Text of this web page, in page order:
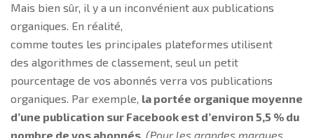
Mais bien sûr, il y a un inconvénient aux publications
organiques. En réalité,
comme toutes les principales plateformes utilisent
des algorithmes de classement, seul un petit
pourcentage de vos abonnés verra vos publications
organiques. Par exemple, la portée organique moyenne
d’une publication sur Facebook est d’environ 5,5 % du
nombre de vos abonnés. (Pour les grandes marques